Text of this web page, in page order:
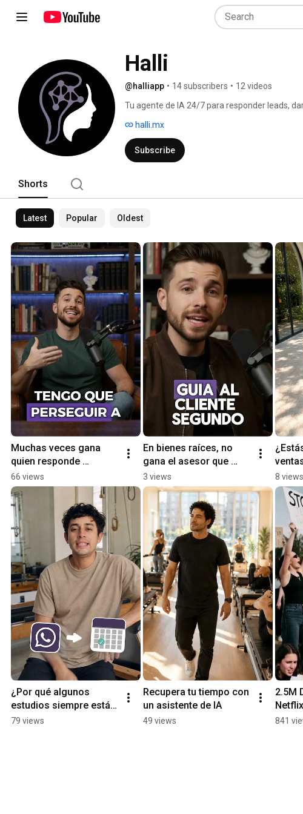
Halli
@halliapp • 14 subscribers • 12 videos
Tu agente de IA 24/7 para responder leads,
halli.mx
Subscribe
Shorts
Latest Popular Oldest
Muchas veces gana
quien responde
primero. #bienesraices
66 views
En bienes raíces, no
gana el asesor que
enseña más
propiedades.
3 views
tarde
8 views
¿Por qué algunos
estudios siempre están
llenos?
79 views
Recupera tu tiempo con
un asistente de IA
49 views
2.5M
16
841